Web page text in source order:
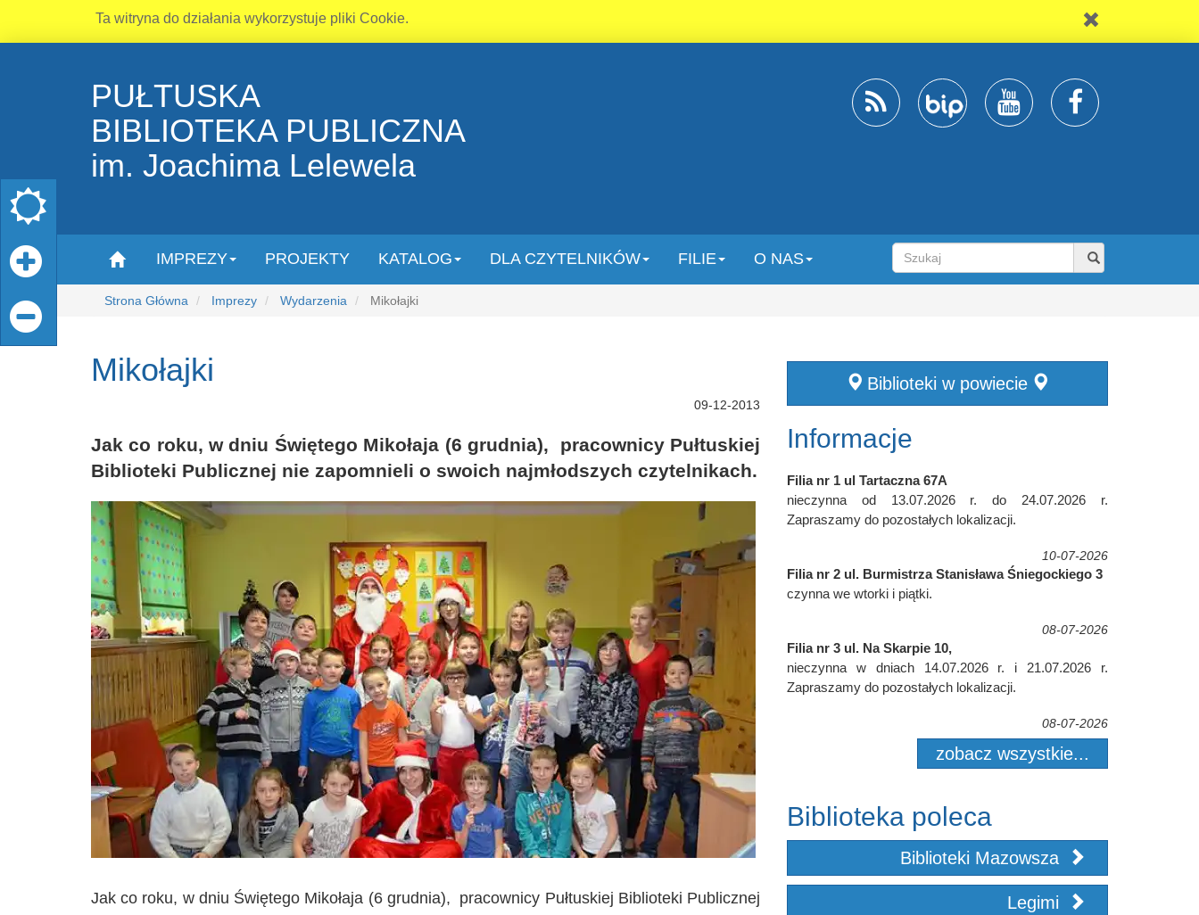
Ta witryna do działania wykorzystuje pliki Cookie.
PUŁTUSKA
BIBLIOTEKA PUBLICZNA
im. Joachima Lelewela
IMPREZY PROJEKTY KATALOG DLA CZYTELNIKÓW FILIE O NAS
Strona Główna Imprezy Wydarzenia Mikołajki
Mikołajki
09-12-2013
Jak co roku, w dniu Świętego Mikołaja (6 grudnia), pracownicy Pułtuskiej
Biblioteki Publicznej nie zapomnieli o swoich najmłodszych czytelnikach.
Jak co roku, w dniu Świętego Mikołaja (6 grudnia), pracownicy Pułtuskiej Biblioteki Publicznej
Biblioteki w powiecie
Informacje
Filia nr 1 ul Tartaczna 67A
nieczynna od 13.07.2026 r. do 24.07.2026 r.
Zapraszamy do pozostałych lokalizacji.
10-07-2026
Filia nr 2 ul. Burmistrza Stanisława Śniegockiego 3
czynna we wtorki i piątki.
08-07-2026
Filia nr 3 ul. Na Skarpie 10,
nieczynna w dniach 14.07.2026 r. i 21.07.2026 r.
Zapraszamy do pozostałych lokalizacji.
08-07-2026
zobacz wszystkie...
Biblioteka poleca
Biblioteki Mazowsza
Legimi